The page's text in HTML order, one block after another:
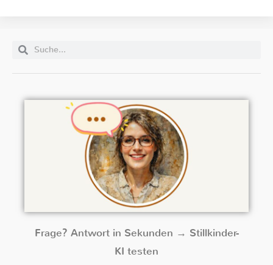
Frage? Antwort in Sekunden → Stillkinder-
KI testen